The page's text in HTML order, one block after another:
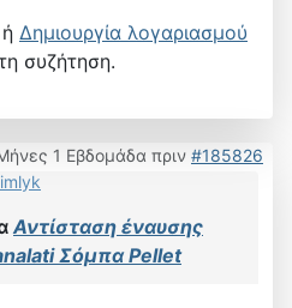
ή Δημιουργία λογαριασμού
συζήτηση.
1 Εβδομάδα πριν #185826
Αντίσταση έναυσης
Σόμπα Pellet